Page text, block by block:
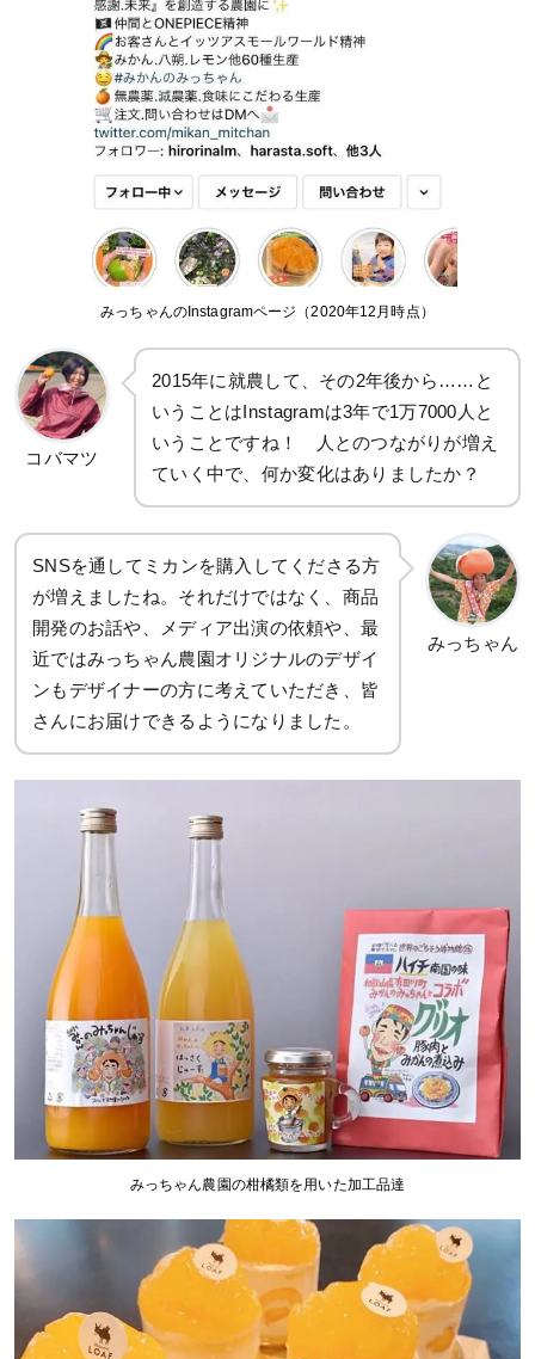
みっちゃんのInstagramページ（2020年12月時点）
コバマツ
2015年に就農して、その2年後から……と
いうことはInstagramは3年で1万7000人と
いうことですね！ 人とのつながりが増え
ていく中で、何か変化はありましたか？
SNSを通してミカンを購入してくださる方
が増えましたね。それだけではなく、商品
開発のお話や、メディア出演の依頼や、最
近ではみっちゃん農園オリジナルのデザイ
ンもデザイナーの方に考えていただき、皆
さんにお届けできるようになりました。
みっちゃん
みっちゃん農園の柑橘類を用いた加工品達